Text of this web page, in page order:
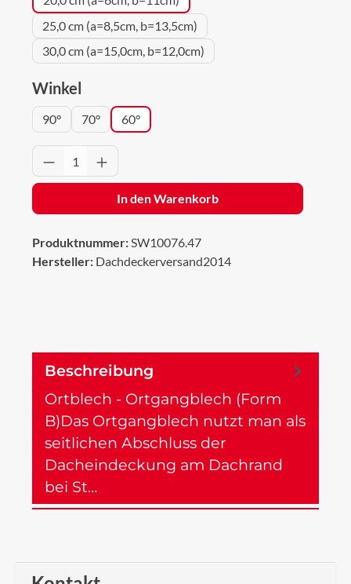
25,0 cm (a=8,5cm, b=13,5cm)
30,0 cm (a=15,0cm, b=12,0cm)
Winkel
90° 70° 60°
Produkt Anzahl: Gib den gewünschten
In den Warenkorb
Produktnummer:SW10076.47
Hersteller: Dachdeckerversand2014
Beschreibung
Ortblech - Ortgangblech (Form
B)Das Ortgangblech nutzt man als
seitlichen Abschluss der
Dacheindeckung am Dachrand
bei St…